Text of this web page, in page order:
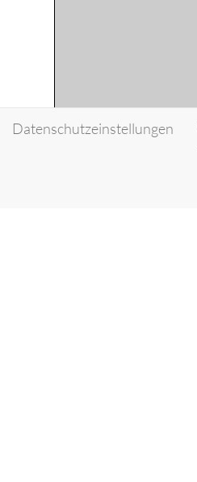
Datenschutzeinstellungen